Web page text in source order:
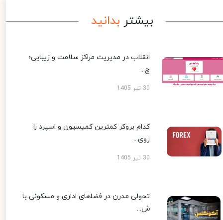
بیشتر بدانید
انقلاب در مدیریت مراکز سلامت و زیبایی؛
چ...
30 تیر 1405
کدام بروکر کمترین کمیسیون و اسپرد را
روی...
30 تیر 1405
تحولی مدرن در فضاهای اداری و مسکونی با
ش...